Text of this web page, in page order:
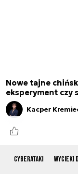
Cyberataki Wycieki
Nowe tajne
eksperyment czy
Kacper